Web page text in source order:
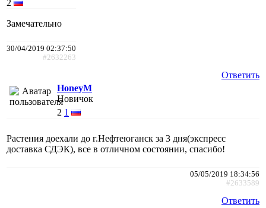
2
Замечательно
30/04/2019 02:37:50
#2632263
Ответить
HoneyM
Новичок
2 1
Растения доехали до г.Нефтеюганск за 3 дня(экспресс
доставка СДЭК), все в отличном состоянии, спасибо!
05/05/2019 18:34:56
#2633589
Ответить